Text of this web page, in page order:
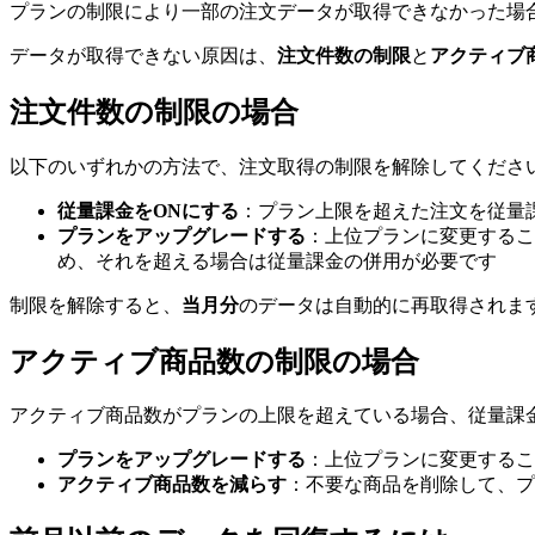
プランの制限により一部の注文データが取得できなかった
データが取得できない原因は、 注文件数の制限と アクティブ
注文件数の制限の場合
以下のいずれかの方法で、注文取得の制限を解除してくださ
従量課金をONにする ：プラン上限を超えた注文を従
プランをアップグレードする ：上位プランに変更する
め、それを超える場合は従量課金の併用が必要です
制限を解除すると、 当月分のデータは自動的に再取得されま
アクティブ商品数の制限の場合
アクティブ商品数がプランの上限を超えている場合、従量
プランをアップグレードする ：上位プランに変更する
アクティブ商品数を減らす ：不要な商品を削除して、